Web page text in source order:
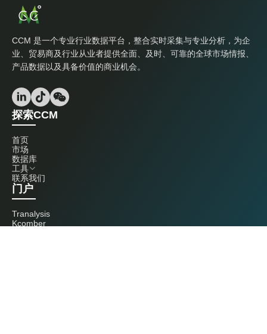
CCM 是一个专业行业数据平台，整合实时采集与专业分析，为企
业、贸易商及行业从业者提供全面、及时、可靠的全球市场情报、
产品数据以及具备价值的商业机会。
探索CCM
首页
市场
数据库
工具
联系我们
门户
Tranalysis
Kcomber